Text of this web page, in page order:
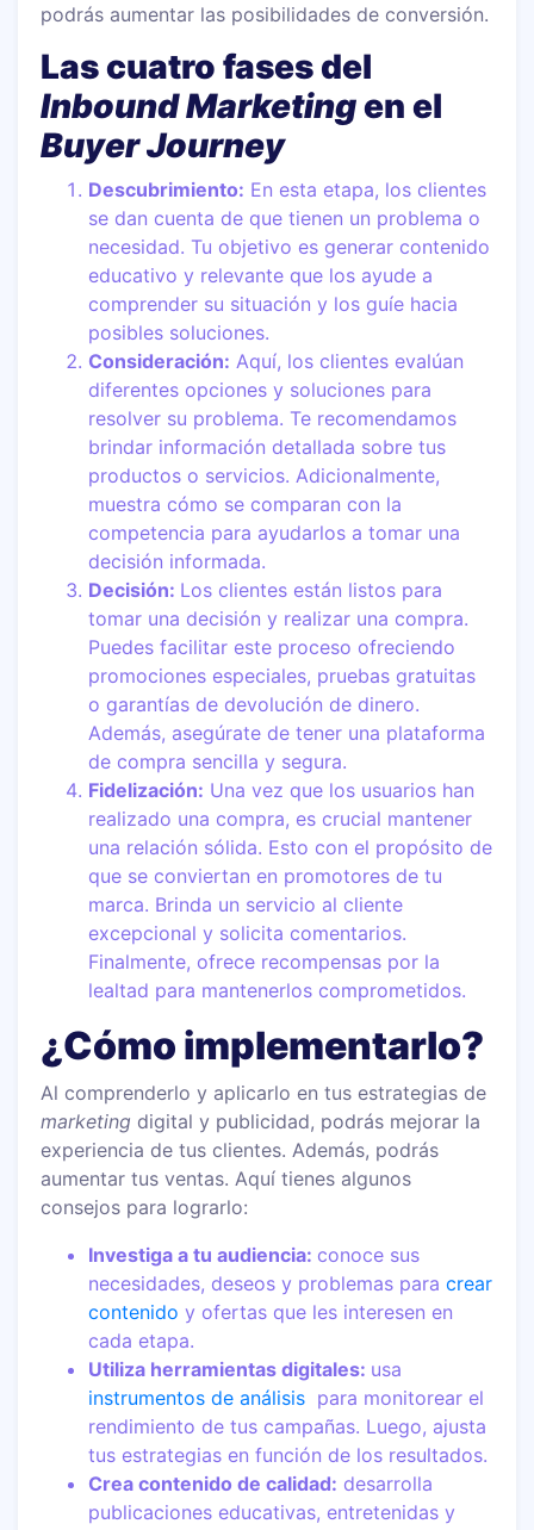
podrás aumentar las posibilidades de conversión.
Las cuatro fases del
Inbound Marketingen el
Buyer Journey
Descubrimiento: En esta etapa, los clientes
se dan cuenta de que tienen un problema o
necesidad. Tu objetivo es generar contenido
educativo y relevante que los ayude a
comprender su situación y los guíe hacia
posibles soluciones.
Consideración: Aquí, los clientes evalúan
diferentes opciones y soluciones para
resolver su problema. Te recomendamos
brindar información detallada sobre tus
productos o servicios. Adicionalmente,
muestra cómo se comparan con la
competencia para ayudarlos a tomar una
decisión informada.
Decisión: Los clientes están listos para
tomar una decisión y realizar una compra.
Puedes facilitar este proceso ofreciendo
promociones especiales, pruebas gratuitas
o garantías de devolución de dinero.
Además, asegúrate de tener una plataforma
de compra sencilla y segura.
Fidelización: Una vez que los usuarios han
realizado una compra, es crucial mantener
una relación sólida. Esto con el propósito de
que se conviertan en promotores de tu
marca. Brinda un servicio al cliente
excepcional y solicita comentarios.
Finalmente, ofrece recompensas por la
lealtad para mantenerlos comprometidos.
¿Cómo implementarlo?
Al comprenderlo y aplicarlo en tus estrategias de
marketing digital y publicidad, podrás mejorar la
experiencia de tus clientes. Además, podrás
aumentar tus ventas. Aquí tienes algunos
consejos para lograrlo:
Investiga a tu audiencia: conoce sus
necesidades, deseos y problemas paracrear
contenido y ofertas que les interesen en
cada etapa.
Utiliza herramientas digitales: usa
instrumentos de análisis para monitorear el
rendimiento de tus campañas. Luego, ajusta
tus estrategias en función de los resultados.
Crea contenido de calidad: desarrolla
publicaciones educativas, entretenidas y